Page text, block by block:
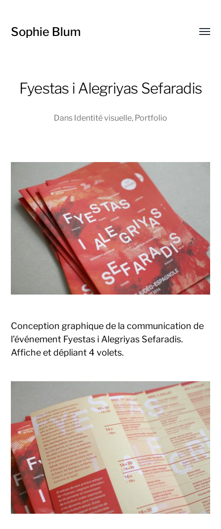
Sophie Blum
Fyestas i Alegriyas Sefaradis
Dans Identité visuelle, Portfolio
Conception graphique de la communication de
l’événement Fyestas i Alegriyas Sefaradis.
Affiche et dépliant 4 volets.